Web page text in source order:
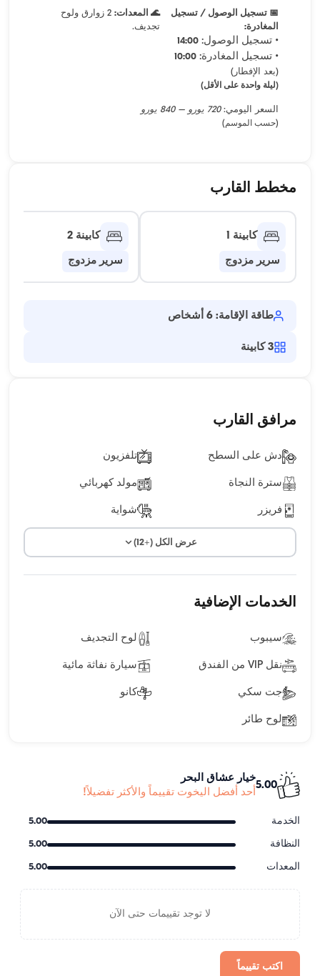
📅 تسجيل الوصول / تسجيل
المغادرة:
• تسجيل الوصول: 14:00
• تسجيل المغادرة: 10:00
(بعد الإفطار)
(ليلة واحدة على الأقل)
🌊 المعدات:
2 زوارق ولوح
تجديف.
السعر اليومي:720 يورو – 840 يورو
(حسب الموسم)
مخطط القارب
كابينة 1
سرير مزدوج
كابينة 2
سرير مزدوج
طاقة الإقامة: 6 أشخاص
3 كابينة
مرافق القارب
دش على السطح تلفزيون
سترة النجاة مولد كهربائي
فريزر شواية
عرض الكل (+12)
الخدمات الإضافية
سيبوب لوح التجديف
نقل VIP من الفندق سيارة نفاثة مائية
جت سكي كانو
لوح طائر
5.00
خيار عشاق البحر
أحد أفضل اليخوت تقييماً والأكثر تفضيلاً!
الخدمة 5.00
النظافة 5.00
المعدات 5.00
لا توجد تقييمات حتى الآن
اكتب تقييماً